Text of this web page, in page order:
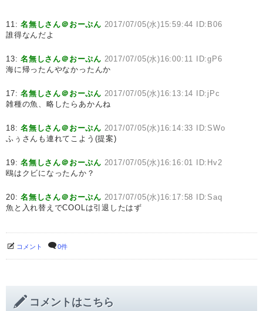
11:名無しさん＠おーぷん 2017/07/05(水)15:59:44 ID:B06
誰得なんだよ
13:名無しさん＠おーぷん 2017/07/05(水)16:00:11 ID:gP6
海に帰ったんやなかったんか
17:名無しさん＠おーぷん 2017/07/05(水)16:13:14 ID:jPc
雑種の魚、略したらあかんね
18:名無しさん＠おーぷん 2017/07/05(水)16:14:33 ID:SWo
ふぅさんも連れてこよう(提案)
19:名無しさん＠おーぷん 2017/07/05(水)16:16:01 ID:Hv2
鴎はクビになったんか？
20:名無しさん＠おーぷん 2017/07/05(水)16:17:58 ID:Saq
魚と入れ替えでCOOLは引退したはず
コメント 0件
コメントはこちら